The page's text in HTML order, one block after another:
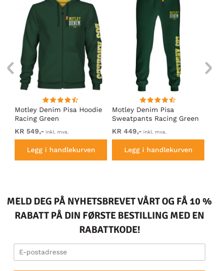
Motley Denim Pisa Hoodie
Racing Green
KR 549,- inkl. mva.
Legg i handlekurven
Motley Denim Pisa
Sweatpants Racing Green
KR 449,- inkl. mva.
Legg i handlekurven
MELD DEG PÅ NYHETSBREVET VÅRT OG FÅ 10 %
RABATT PÅ DIN FØRSTE BESTILLING MED EN
RABATTKODE!